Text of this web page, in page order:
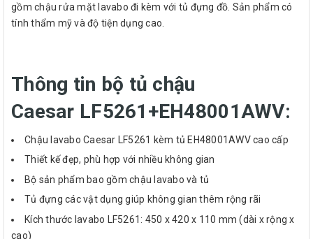
gồm chậu rửa mặt lavabo đi kèm với tủ đựng đồ. Sản phẩm có
tính thẩm mỹ và độ tiện dụng cao.
Thông tin bộ tủ chậu
Caesar LF5261+EH48001AWV:
Chậu lavabo Caesar LF5261 kèm tủ EH48001AWV cao cấp
Thiết kế đẹp, phù hợp với nhiều không gian
Bộ sản phẩm bao gồm chậu lavabo và tủ
Tủ đựng các vật dụng giúp không gian thêm rộng rãi
Kích thước lavabo LF5261: 450 x 420 x 110 mm (dài x rộng x
cao)